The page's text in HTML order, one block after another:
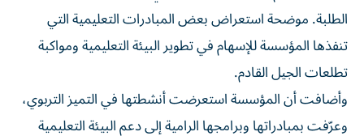
الطلبة. موضحة استعراض بعض المبادرات التعليمية التي
تنفذها المؤسسة للإسهام في تطوير البيئة التعليمية ومواكبة
تطلعات الجيل القادم.
وأضافت أن المؤسسة استعرضت أنشطتها في التميز التربوي،
وعرّفت بمبادراتها وبرامجها الرامية إلى دعم البيئة التعليمية